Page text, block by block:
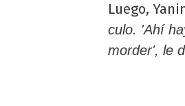
Luego,
culo. 'Ahí
morder', le